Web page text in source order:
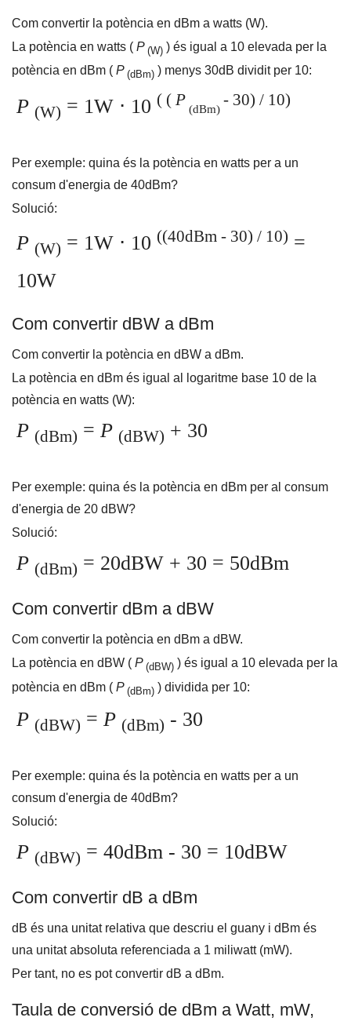
Com convertir la potència en dBm a watts (W).
La potència en watts ( P (W) ) és igual a 10 elevada per la
potència en dBm ( P (dBm) ) menys 30dB dividit per 10:
P (W) = 1W ⋅ 10 ( ( P (dBm) - 30) / 10)
Per exemple: quina és la potència en watts per a un
consum d'energia de 40dBm?
Solució:
P (W) = 1W ⋅ 10 ((40dBm - 30) / 10) =
10W
Com convertir dBW a dBm
Com convertir la potència en dBW a dBm.
La potència en dBm és igual al logaritme base 10 de la
potència en watts (W):
P (dBm) = P (dBW) + 30
Per exemple: quina és la potència en dBm per al consum
d'energia de 20 dBW?
Solució:
P (dBm) = 20dBW + 30 = 50dBm
Com convertir dBm a dBW
Com convertir la potència en dBm a dBW.
La potència en dBW ( P (dBW) ) és igual a 10 elevada per la
potència en dBm ( P (dBm) ) dividida per 10:
P (dBW) = P (dBm) - 30
Per exemple: quina és la potència en watts per a un
consum d'energia de 40dBm?
Solució:
P (dBW) = 40dBm - 30 = 10dBW
Com convertir dB a dBm
dB és una unitat relativa que descriu el guany i dBm és
una unitat absoluta referenciada a 1 miliwatt (mW).
Per tant, no es pot convertir dB a dBm.
Taula de conversió de dBm a Watt, mW,